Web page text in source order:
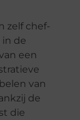
zelf chef-
de
een
van
de
die